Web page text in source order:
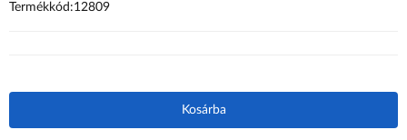
Termékkód:12809
Kosárba